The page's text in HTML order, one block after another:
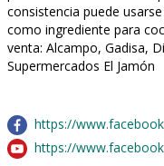
consistencia puede
como ingrediente para
venta: Alcampo, Gadisa,
Supermercados El Jamón
https://
https://